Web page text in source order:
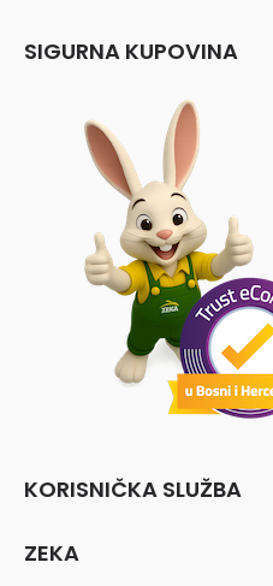
SIGURNA KUPOVINA
KORISNIČKA SLUŽBA
ZEKA